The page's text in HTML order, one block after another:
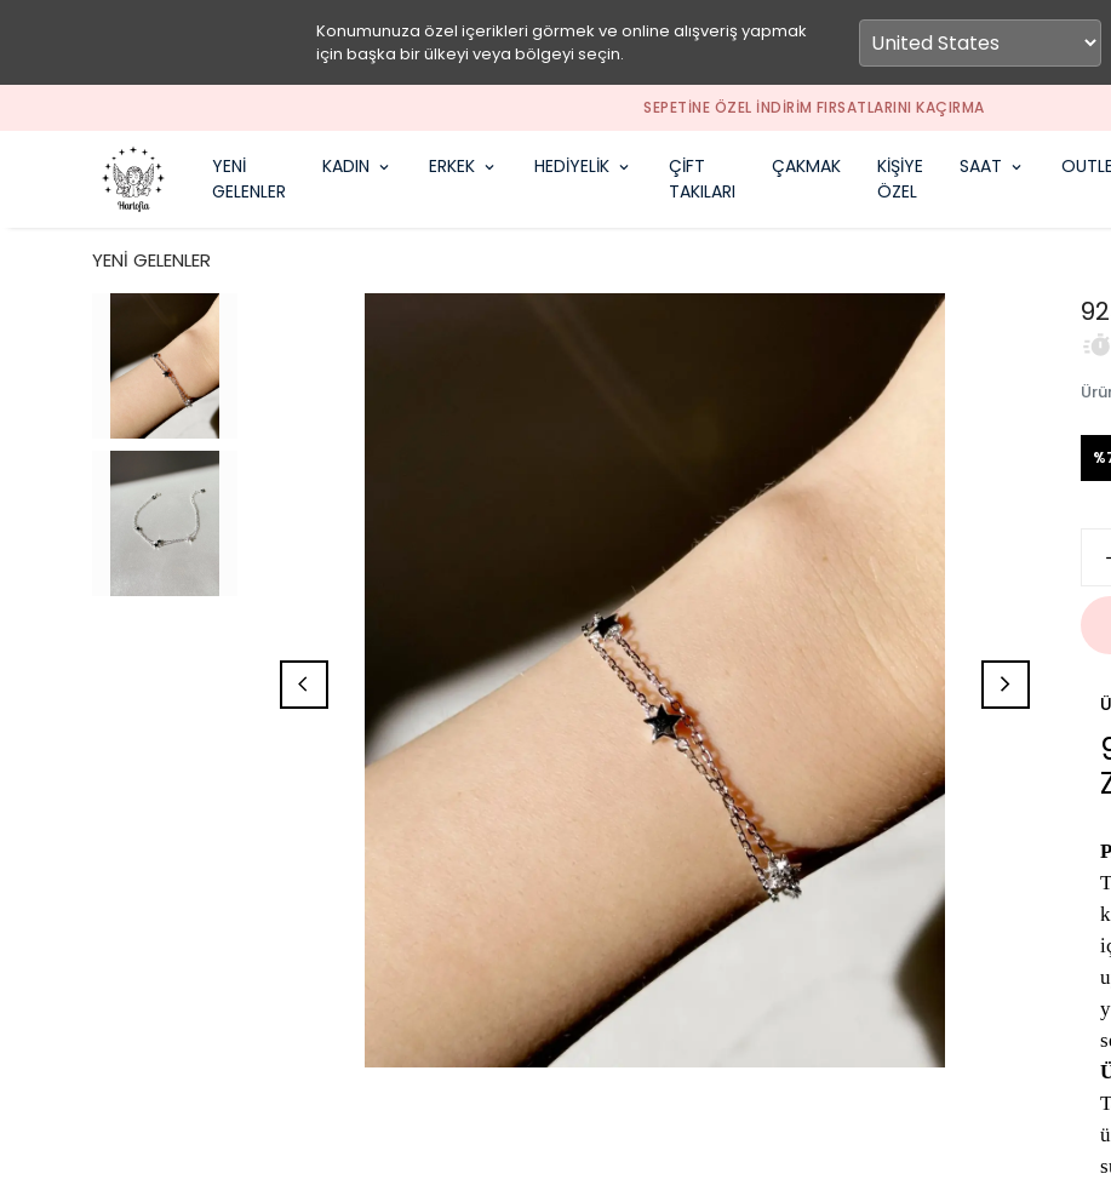
Konumunuza özel içerikleri görmek ve online alışveriş yapmak
için başka bir ülkeyi veya bölgeyi seçin.
SEPETİNE ÖZEL İNDİRİM FIRSATLARINI KAÇIRMA
YENİ
GELENLER
KADIN ERKEK HEDİYELİK
ÇİFT
TAKILARI
ÇAKMAK
KİŞİYE
ÖZEL
SAAT
YENİ GELENLER
%